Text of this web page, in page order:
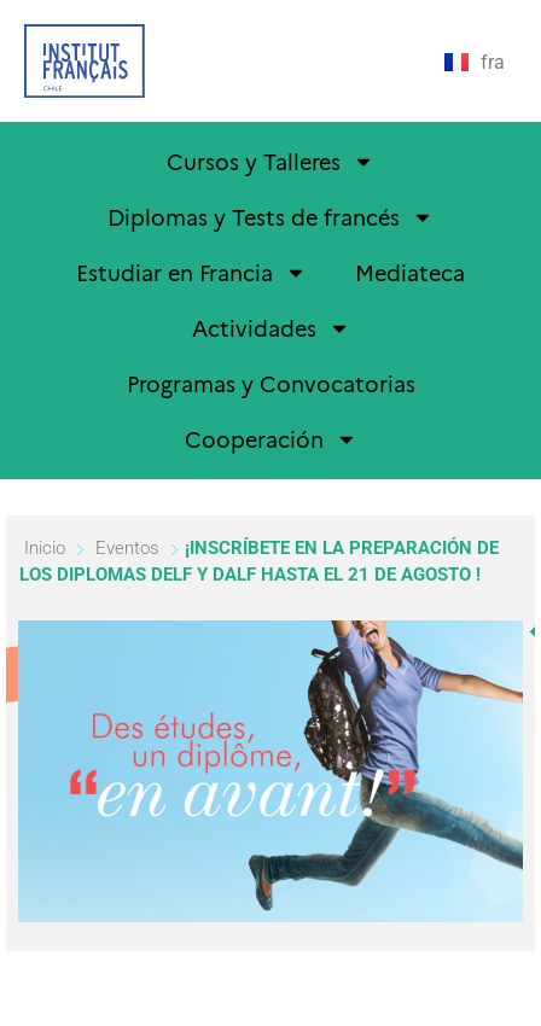
fra
Cursos y Talleres
Diplomas y Tests de francés
Estudiar en Francia
Mediateca
Actividades
Programas y Convocatorias
Cooperación
Inicio Eventos
¡INSCRÍBETE EN LA PREPARACIÓN DE
LOS DIPLOMAS DELF Y DALF HASTA EL 21 DE AGOSTO !